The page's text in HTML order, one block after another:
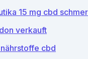
15 mg cbd
verkauft
cbd